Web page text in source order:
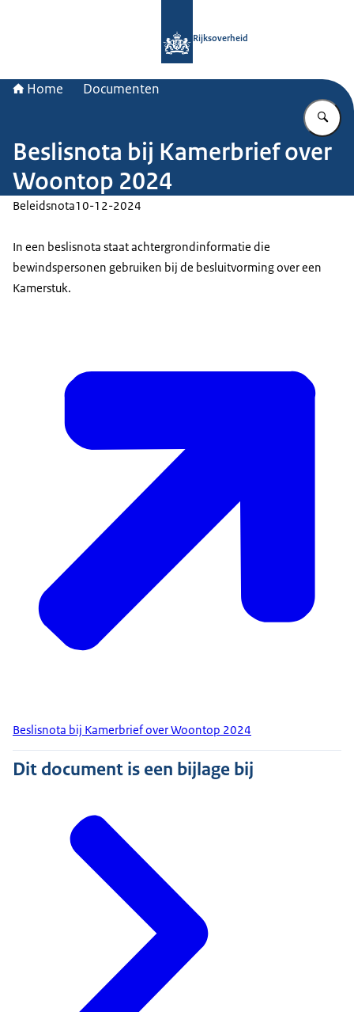
Rijksoverheid
Home Documenten
Beslisnota bij Kamerbrief over
Woontop 2024
Beleidsnota10-12-2024
In een beslisnota staat achtergrondinformatie die
bewindspersonen gebruiken bij de besluitvorming over een
Kamerstuk.
Beslisnota bij Kamerbrief over Woontop 2024
Dit document is een bijlage bij